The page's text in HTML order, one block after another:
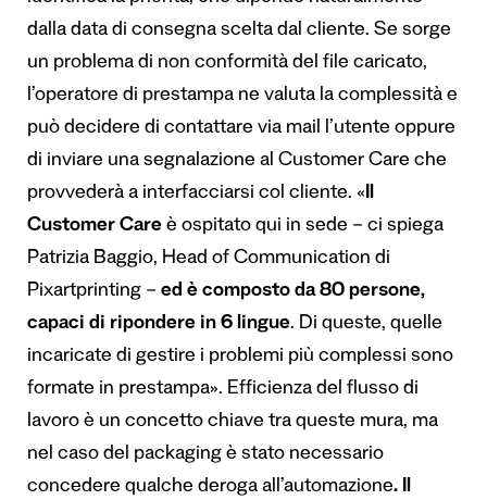
dalla data di consegna scelta dal cliente. Se sorge
un problema di non conformità del file caricato,
l’operatore di prestampa ne valuta la complessità e
può decidere di contattare via mail l’utente oppure
di inviare una segnalazione al Customer Care che
provvederà a interfacciarsi col cliente. «Il
Customer Care è ospitato qui in sede – ci spiega
Patrizia Baggio, Head of Communication di
Pixartprinting – ed è composto da 80 persone,
capaci di ripondere in 6 lingue. Di queste, quelle
incaricate di gestire i problemi più complessi sono
formate in prestampa». Efficienza del flusso di
lavoro è un concetto chiave tra queste mura, ma
nel caso del packaging è stato necessario
concedere qualche deroga all’automazione. Il